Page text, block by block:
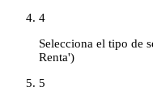
4
Selecciona el tipo de
Renta')
5